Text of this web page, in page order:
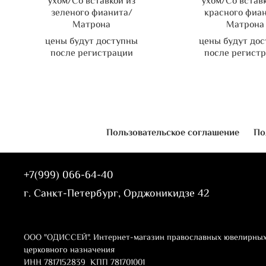
зеленого фианита/
Матрона
цены будут доступны
после регистрации
красного
Матрона
цены будут
после
Пользовательское соглашение
+7(999) 066-64-40
г. Санкт-Петербург, Орджоникидзе 42
ООО "ОДИССЕЙ". Интернет-магазин православных
церковного назначения
ИНН 7817152839 КПП 781701001